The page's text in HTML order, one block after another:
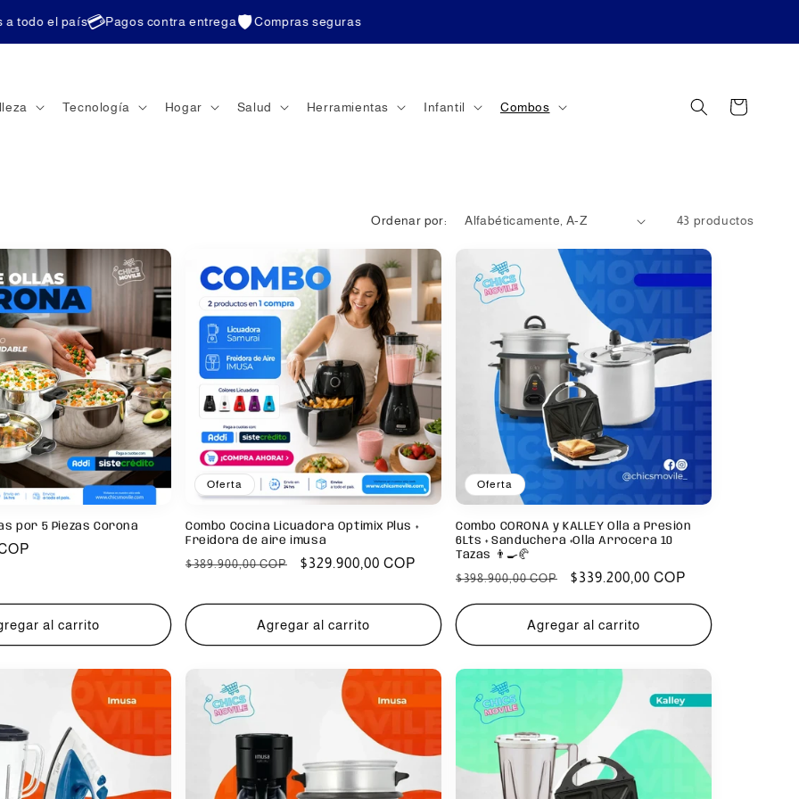
el país💳Pagos contra entrega🛡️Compras seguras
Tecnología Hogar Salud Herramientas Infantil Combos Carrito
Ordenar por: 43 productos
por 5 Piezas Corona
al carrito
Oferta
Combo Cocina Licuadora Optimix Plus +
Freidora de aire imusa
Precio
$389.900,00 COP
Precio
oferta
$329.900,00 COP
Agregar al carrito
Oferta
Combo CORONA y KALLEY Olla a Presión
6Lts + Sanduchera +Olla Arrocera 10
Tazas 👨‍🍳🥐
Precio
$398.900,00 COP
Precio
oferta
$339.200,00 COP
Agregar al carrito